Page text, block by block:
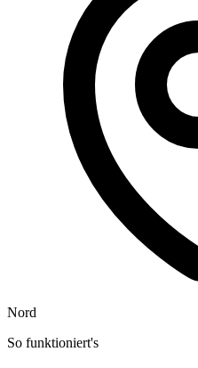
Nord
So funktioniert's